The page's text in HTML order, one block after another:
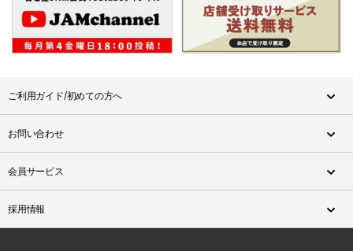
ご利用ガイド/初めての方へ
お問い合わせ
会員サービス
採用情報